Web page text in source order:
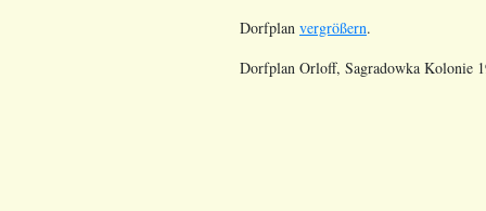
Dorfplan vergrößern.
Dorfplan Orloff, Sagradowka Kolonie